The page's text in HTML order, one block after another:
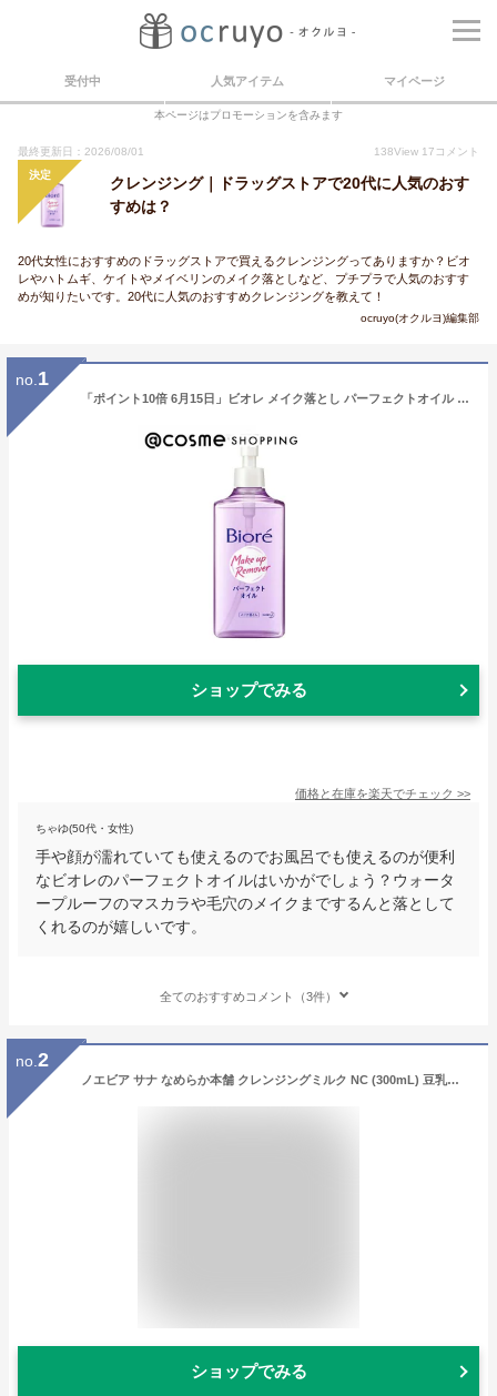
受付中 人気アイテム マイページ
本ページはプロモーションを含みます
最終更新日：2026/08/01 138View 17 コメント
決定
クレンジング｜ドラッグストアで20代に人気のおす
すめは？
20代女性におすすめのドラッグストアで買えるクレンジングってありますか？ビオ
レやハトムギ、ケイトやメイベリンのメイク落としなど、プチプラで人気のおすす
めが知りたいです。20代に人気のおすすめクレンジングを教えて！
ocruyo(オクルヨ)編集部
no. 1
「ポイント10倍 6月15日」ビオレ メイク落とし パーフェクトオイル 230ml クレンジング アットコスメ 正規品
ショップでみる
価格と在庫を楽天でチェック >>
ちゃゆ(50代・女性)
手や顔が濡れていても使えるのでお風呂でも使えるのが便利
なビオレのパーフェクトオイルはいかがでしょう？ウォータ
ープルーフのマスカラや毛穴のメイクまでするんと落として
くれるのが嬉しいです。
全てのおすすめコメント（3件）
no. 2
ノエビア サナ なめらか本舗 クレンジングミルク NC (300mL) 豆乳イソフラボン配合 メイク落とし
ショップでみる